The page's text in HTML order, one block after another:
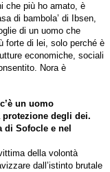
che più ho amato, è
di bambola’ di Ibsen,
di un uomo che
forte di lei, solo perché è
economiche, sociali
Nora è
un uomo
protezione degli dei.
Sofocle e nel
della volontà
dall’istinto brutale